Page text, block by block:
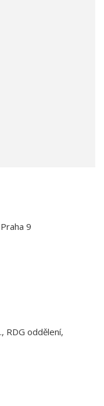
9
RDG oddělení,